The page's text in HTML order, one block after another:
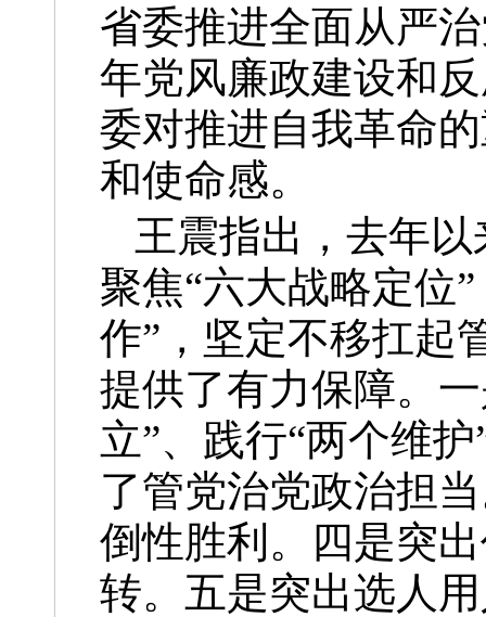
省委推进全面从严
年党风廉政建设和
委对推进自我革命
和使命感。
王震指出，去年
聚焦“六大战略定位
作”，坚定不移扛起
提供了有力保障。
立”、践行“两个维
了管党治党政治担
倒性胜利。四是突
转。五是突出选人